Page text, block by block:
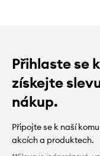
Přihlaste se
získejte
nákup.
Připojte se k naší
akcích a produktech.